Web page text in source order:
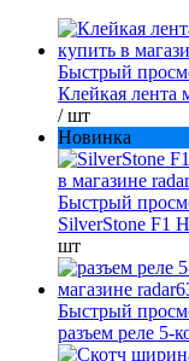
Быстрый
Клейкая лента
/ шт
Новинка
Быстрый
SilverStone F1
шт
Быстрый
разъем реле 5-